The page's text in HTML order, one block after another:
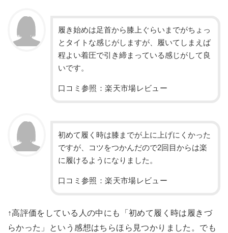
履き始めは足首から膝上ぐらいまでがちょっ
とタイトな感じがしますが、履いてしまえば
程よい着圧で引き締まっている感じがして良
いです。
口コミ参照：楽天市場レビュー
初めて履く時は膝までが上に上げにくかった
ですが、コツをつかんだので2回目からは楽
に履けるようになりました。
口コミ参照：楽天市場レビュー
↑高評価をしている人の中にも「初めて履く時は履きづ
らかった」という感想はちらほら見つかりました。でも